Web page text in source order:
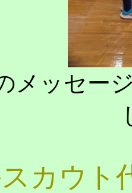
メッセー
カウト